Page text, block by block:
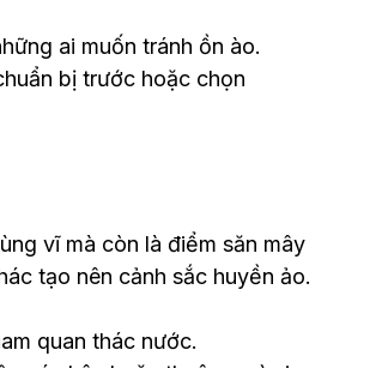
ai muốn tránh ồn ào.
bị trước hoặc chọn
vĩ mà còn là điểm săn mây
tạo nên cảnh sắc huyền ảo.
quan thác nước.